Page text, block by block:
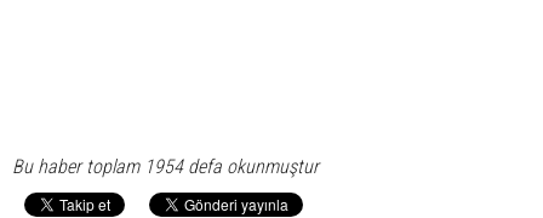
Bu haber toplam 1954 defa okunmuştur